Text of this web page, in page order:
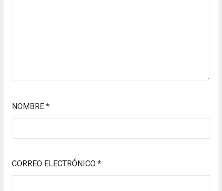
NOMBRE*
CORREO ELECTRÓNICO*